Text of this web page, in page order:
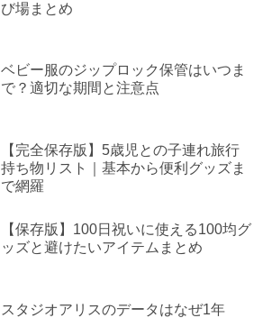
び場まとめ
ベビー服のジップロック保管はいつま
で？適切な期間と注意点
【完全保存版】5歳児との子連れ旅行
持ち物リスト｜基本から便利グッズま
で網羅
【保存版】100日祝いに使える100均グ
ッズと避けたいアイテムまとめ
スタジオアリスのデータはなぜ1年